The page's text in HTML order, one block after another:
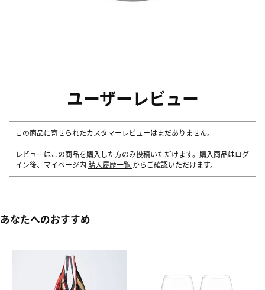
ユーザーレビュー
この商品に寄せられたカスタマーレビューはまだありません。
レビューはこの商品を購入した方のみ投稿いただけます。購入商品はログ
イン後、マイページ内 購入履歴一覧 からご確認いただけます。
あなたへのおすすめ